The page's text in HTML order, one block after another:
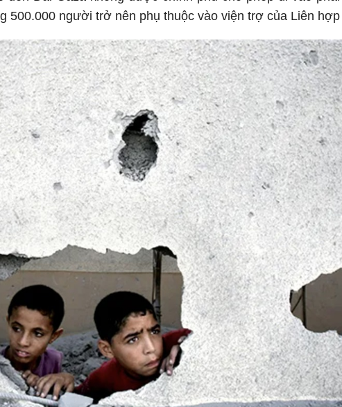
500.000 người trở nên phụ thuộc vào viện trợ của Liên hợp